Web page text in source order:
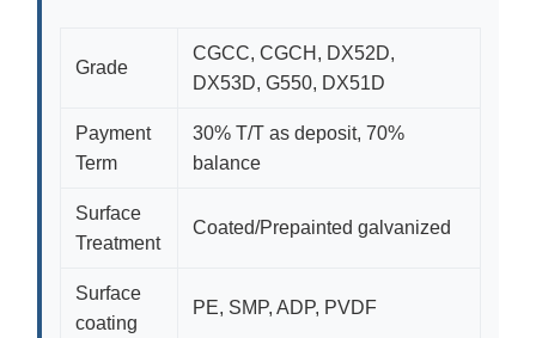
Grade
CGCC, CGCH, DX52D,
DX53D, G550, DX51D
Payment
Term
30% T/T as deposit, 70%
balance
Surface
Treatment
Coated/Prepainted galvanized
Surface
coating
PE, SMP, ADP, PVDF